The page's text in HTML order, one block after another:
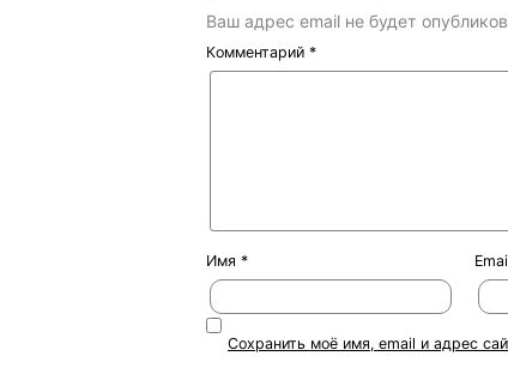
Ваш адрес email не будет
Комментарий *
Имя *
Сохранить моё имя, email и адрес